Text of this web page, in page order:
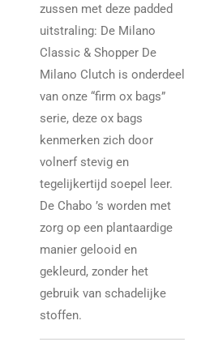
zussen met deze padded
uitstraling: De Milano
Classic & Shopper De
Milano Clutch is onderdeel
van onze “firm ox bags”
serie, deze ox bags
kenmerken zich door
volnerf stevig en
tegelijkertijd soepel leer.
De Chabo ’s worden met
zorg op een plantaardige
manier gelooid en
gekleurd, zonder het
gebruik van schadelijke
stoffen.